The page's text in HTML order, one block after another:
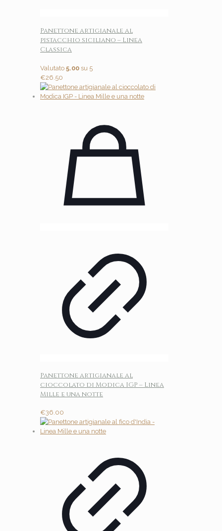
Panettone artigianale al
pistacchio siciliano – Linea
Classica
Valutato 5.00 su 5
€26.50
Panettone artigianale al
cioccolato di Modica IGP – Linea
Mille e una notte
€36.00